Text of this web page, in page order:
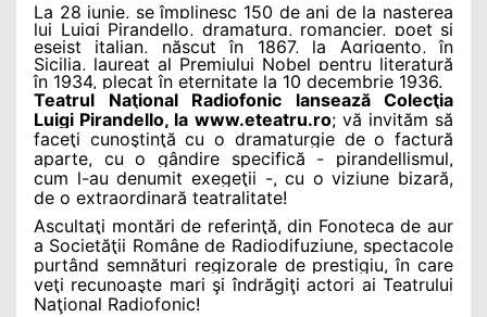
La 28 iunie, se împlinesc 150 de ani de la naşterea
lui Luigi Pirandello, dramaturg, romancier, poet şi
eseist italian, născut în 1867, la Agrigento, în
Sicilia, laureat al Premiului Nobel pentru literatură
în 1934, plecat în eternitate la 10 decembrie 1936.
Teatrul Naţional Radiofonic lansează Colecţia
Luigi Pirandello, la www.eteatru.ro; vă invităm să
faceţi cunoştinţă cu o dramaturgie de o factură
aparte, cu o gândire specifică - pirandellismul,
cum l-au denumit exegeţii -, cu o viziune bizară,
de o extraordinară teatralitate!
Ascultaţi montări de referinţă, din Fonoteca de aur
a Societăţii Române de Radiodifuziune, spectacole
purtând semnături regizorale de prestigiu, în care
veţi recunoaşte mari şi îndrăgiţi actori ai Teatrului
Naţional Radiofonic!